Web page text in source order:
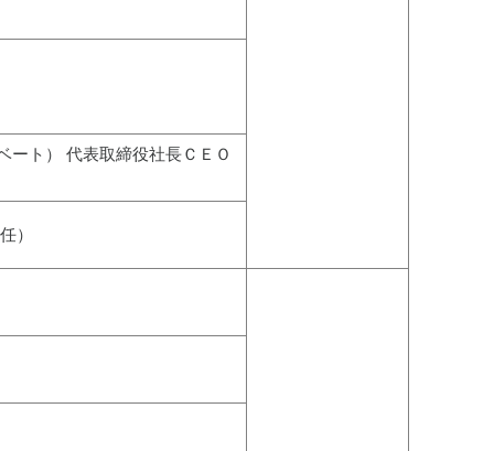
ート） 代表取締役社長ＣＥＯ
）